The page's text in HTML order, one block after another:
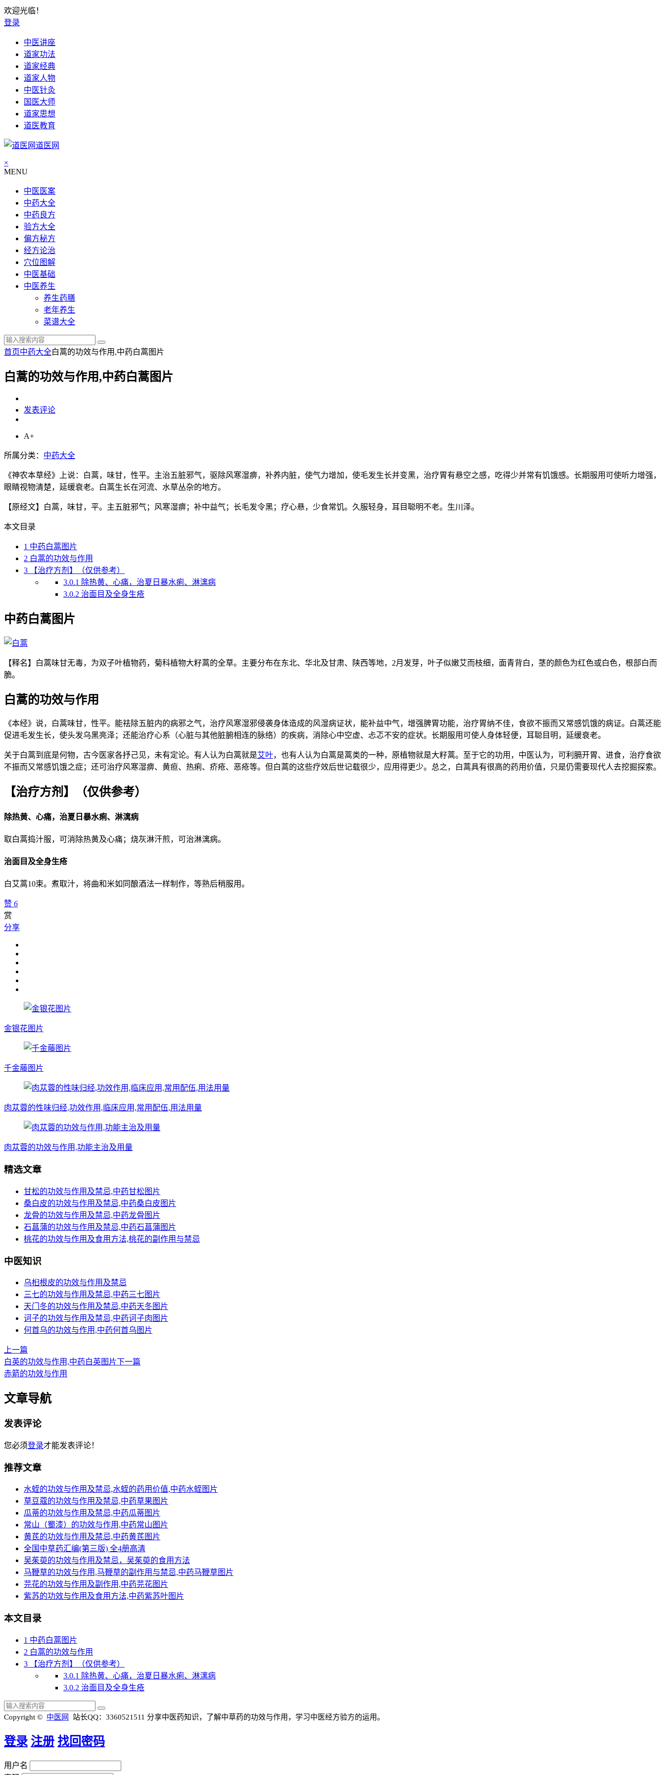
欢迎光临！
登录
中医讲座
道家功法
道家经典
道家人物
中医针灸
国医大师
道家思想
道医教育
道医网
×
MENU
中医医案
中药大全
中药良方
验方大全
偏方秘方
经方论治
穴位图解
中医基础
中医养生
养生药膳
老年养生
菜谱大全
首页中药大全白蒿的功效与作用,中药白蒿图片
白蒿的功效与作用,中药白蒿图片
发表评论
A+
所属分类： 中药大全
《神农本草经》上说：白蒿，味甘，性平。主治五脏邪气，驱除风寒湿痹，补养内脏，使气力增加，使毛发生长并变黑，治疗胃有悬空之感，吃得少并常有饥饿感。长期服用可使听力增强，
眼睛视物清楚，延缓衰老。白蒿生长在河流、水草丛杂的地方。
【原经文】白蒿，味甘，平。主五脏邪气；风寒湿痹；补中益气；长毛发令黑；疗心悬，少食常饥。久服轻身，耳目聪明不老。生川泽。
本文目录
1 中药白蒿图片
2 白蒿的功效与作用
3 【治疗方剂】（仅供参考）
3.0.1 除热黄、心痛，治夏日暴水痢、淋漓病
3.0.2 治面目及全身生疮
中药白蒿图片
【释名】白蒿味甘无毒，为双子叶植物药，菊科植物大籽蒿的全草。主要分布在东北、华北及甘肃、陕西等地，2月发芽，叶子似嫩艾而枝细，面青背白，茎的颜色为红色或白色，根部白而
脆。
白蒿的功效与作用
《本经》说，白蒿味甘，性平。能祛除五脏内的病邪之气，治疗风寒湿邪侵袭身体造成的风湿病证状，能补益中气，增强脾胃功能，治疗胃纳不佳，食欲不振而又常感饥饿的病证。白蒿还能
促进毛发生长，使头发乌黑亮泽；还能治疗心系（心脏与其他脏腑相连的脉络）的疾病，消除心中空虚、忐忑不安的症状。长期服用可使人身体轻便，耳聪目明，延缓衰老。
关于白蒿到底是何物，古今医家各抒己见，未有定论。有人认为白蒿就是艾叶，也有人认为白蒿是蒿类的一种，原植物就是大籽蒿。至于它的功用，中医认为，可利膈开胃、进食，治疗食欲
不振而又常感饥饿之症；还可治疗风寒湿痹、黄疸、热痢、疥疮、恶疮等。但白蒿的这些疗效后世记载很少，应用得更少。总之，白蒿具有很高的药用价值，只是仍需要现代人去挖掘探索。
【治疗方剂】 （仅供参考）
除热黄、心痛，治夏日暴水痢、淋漓病
取白蒿捣汁服，可消除热黄及心痛；烧灰淋汗煎，可治淋漓病。
治面目及全身生疮
白艾蒿10束。煮取汁，将曲和米如同酿酒法一样制作，等熟后稍服用。
赞 6
赏
分享
金银花图片
千金藤图片
肉苁蓉的性味归经,功效作用,临床应用,常用配伍,用法用量
肉苁蓉的功效与作用,功能主治及用量
精选文章
甘松的功效与作用及禁忌,中药甘松图片
桑白皮的功效与作用及禁忌,中药桑白皮图片
龙骨的功效与作用及禁忌,中药龙骨图片
石菖蒲的功效与作用及禁忌,中药石菖蒲图片
桃花的功效与作用及食用方法,桃花的副作用与禁忌
中医知识
乌桕根皮的功效与作用及禁忌
三七的功效与作用及禁忌,中药三七图片
天门冬的功效与作用及禁忌,中药天冬图片
诃子的功效与作用及禁忌,中药诃子肉图片
何首乌的功效与作用,中药何首乌图片
上一篇
白英的功效与作用,中药白英图片下一篇
赤箭的功效与作用
文章导航
发表评论
您必须登录才能发表评论！
推荐文章
水蛭的功效与作用及禁忌,水蛭的药用价值,中药水蛭图片
草豆蔻的功效与作用及禁忌,中药草果图片
瓜蒂的功效与作用及禁忌,中药瓜蒂图片
常山（蜀漆）的功效与作用,中药常山图片
黄芪的功效与作用及禁忌,中药黄芪图片
全国中草药汇编(第三版) 全4册高清
吴茱萸的功效与作用及禁忌，吴茱萸的食用方法
马鞭草的功效与作用,马鞭草的副作用与禁忌,中药马鞭草图片
芫花的功效与作用及副作用,中药芫花图片
紫苏的功效与作用及食用方法,中药紫苏叶图片
本文目录
1 中药白蒿图片
2 白蒿的功效与作用
3 【治疗方剂】（仅供参考）
3.0.1 除热黄、心痛，治夏日暴水痢、淋漓病
3.0.2 治面目及全身生疮
Copyright © 中医网 站长QQ：3360521511 分享中医药知识，了解中草药的功效与作用，学习中医经方验方的运用。
登录 注册 找回密码
用户名